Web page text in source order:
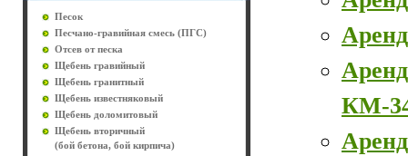
Песок
Песчано-гравийная смесь (ПГС)
Отсев от песка
Щебень гравийный
Щебень гранитный
Щебень известняковый
Щебень доломитовый
Щебень вторичный
(бой бетона, бой кирпича)
КМ-